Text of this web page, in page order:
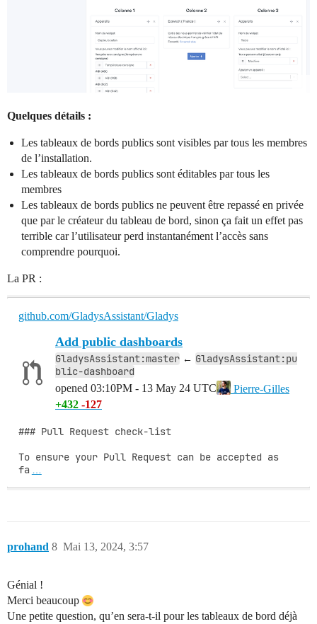
Quelques détails :
Les tableaux de bords publics sont visibles par tous les membres
de l’installation.
Les tableaux de bords publics sont éditables par tous les
membres
Les tableaux de bords publics ne peuvent être repassé en privée
que par le créateur du tableau de bord, sinon ça fait un effet pas
terrible car l’utilisateur perd instantanément l’accès sans
comprendre pourquoi.
La PR :
github.com/GladysAssistant/Gladys
Add public dashboards
GladysAssistant:master ← GladysAssistant:pu
blic-dashboard
opened 03:10PM - 13 May 24 UTC
Pierre-Gilles
+432 -127
### Pull Request check-list
To ensure your Pull Request can be accepted as
fa
prohand Mai 13, 2024, 3:57
8
Génial !
Merci beaucoup
Une petite question, qu’en sera-t-il pour les tableaux de bord déjà